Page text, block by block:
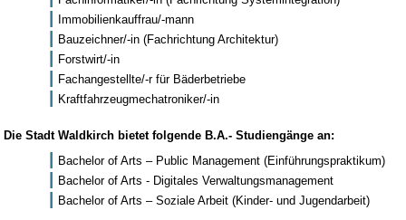
Immobilienkauffrau/-mann
Bauzeichner/-in (Fachrichtung Architektur)
Forstwirt/-in
Fachangestellte/-r für Bäderbetriebe
Kraftfahrzeugmechatroniker/-in
Die Stadt Waldkirch bietet folgende B.A.- Studiengänge an:
Bachelor of Arts – Public Management (Einführungspraktikum)
Bachelor of Arts - Digitales Verwaltungsmanagement
Bachelor of Arts – Soziale Arbeit (Kinder- und Jugendarbeit)